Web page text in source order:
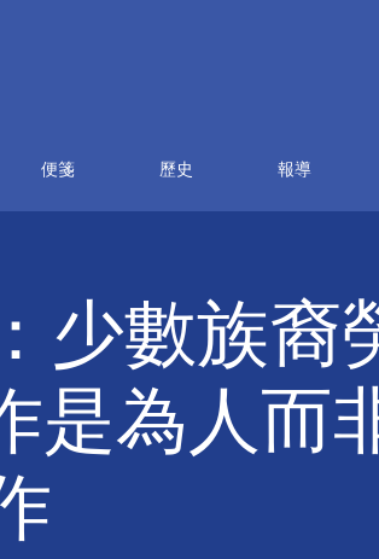
便箋 歷史 報導
少數族裔
是為人而